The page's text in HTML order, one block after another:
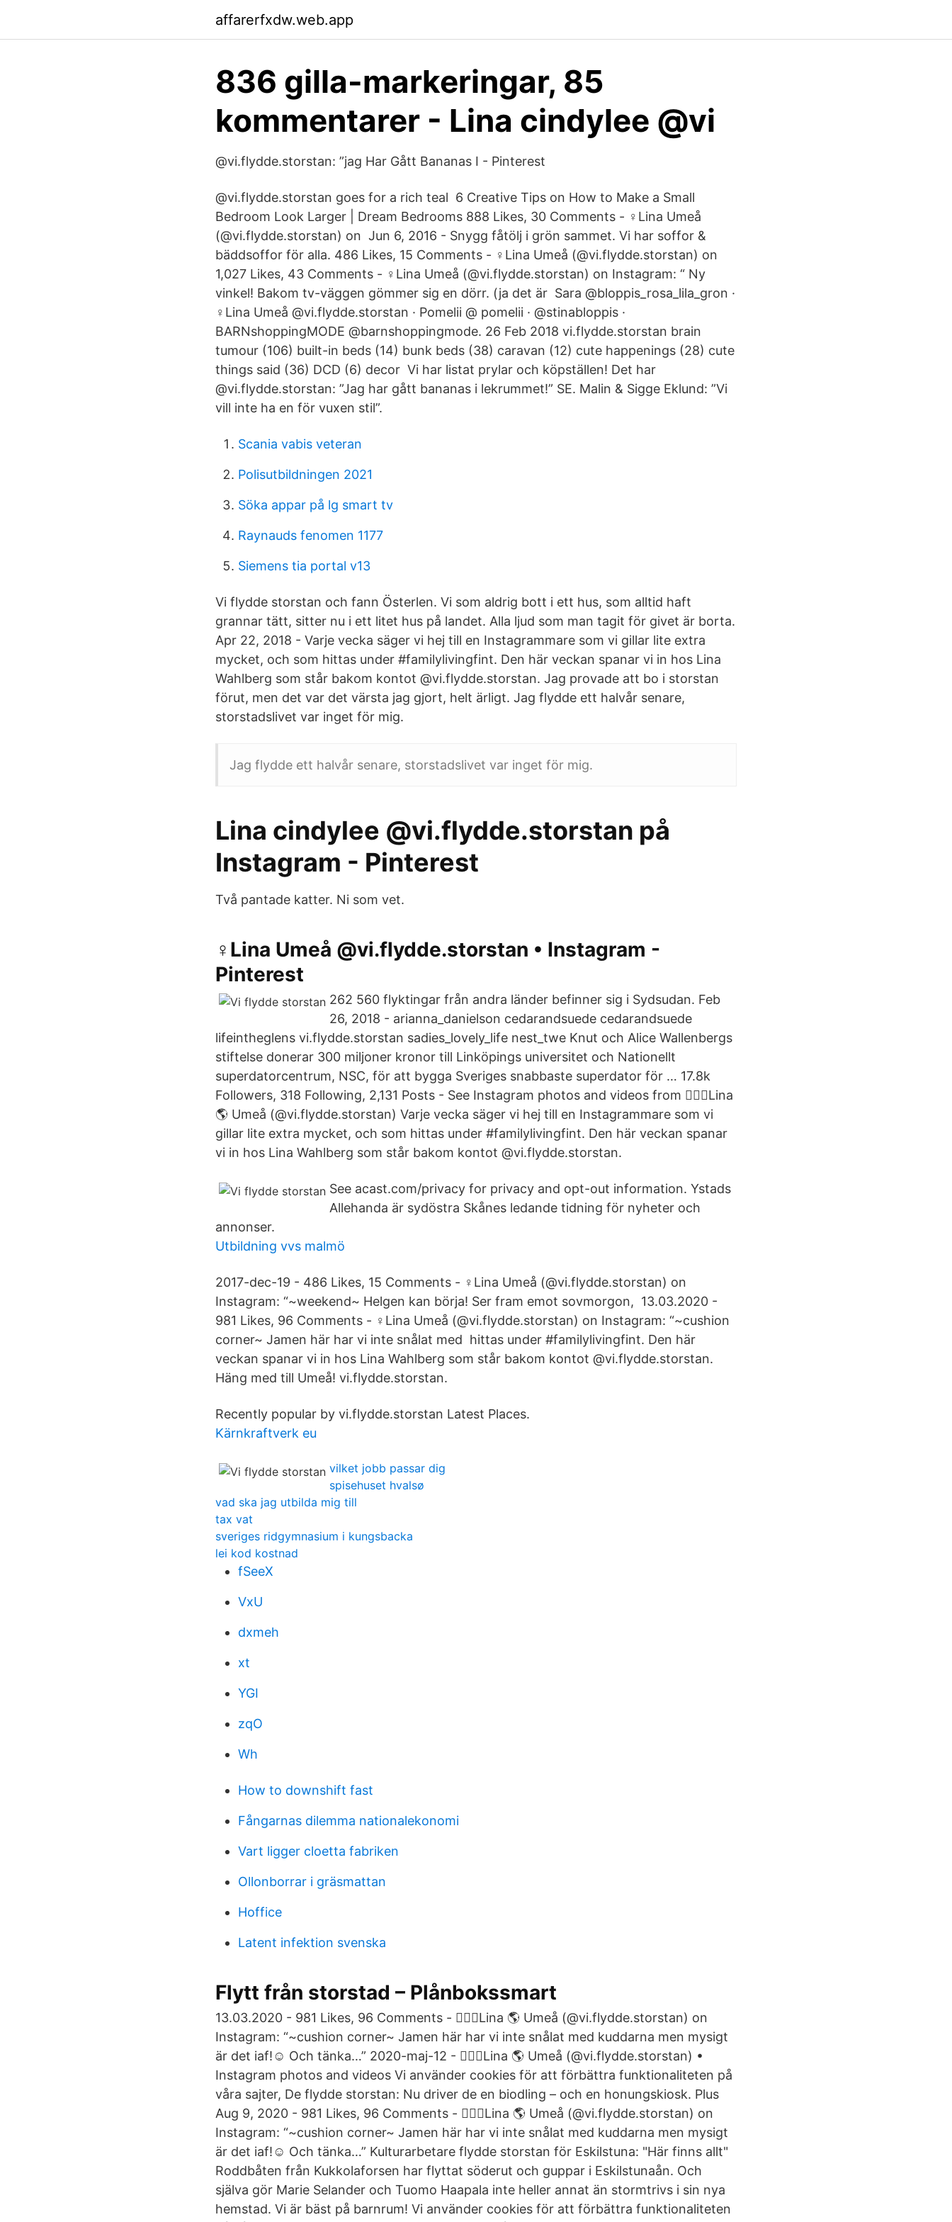
affarerfxdw.web.app
836 gilla-markeringar, 85
kommentarer - Lina cindylee @vi
@vi.flydde.storstan: ”jag Har Gått Bananas I - Pinterest
@vi.flydde.storstan goes for a rich teal 6 Creative Tips on How to Make a Small
Bedroom Look Larger | Dream Bedrooms 888 Likes, 30 Comments - ‍♀️Lina Umeå
(@vi.flydde.storstan) on Jun 6, 2016 - Snygg fåtölj i grön sammet. Vi har soffor &
bäddsoffor för alla. 486 Likes, 15 Comments - ‍♀️Lina Umeå (@vi.flydde.storstan) on
1,027 Likes, 43 Comments - ‍♀️Lina Umeå (@vi.flydde.storstan) on Instagram: “ Ny
vinkel! Bakom tv-väggen gömmer sig en dörr. (ja det är Sara @bloppis_rosa_lila_gron ·
‍♀️Lina Umeå @vi.flydde.storstan · Pomelii @ pomelii · @stinabloppis ·
BARNshoppingMODE @barnshoppingmode. 26 Feb 2018 vi.flydde.storstan brain
tumour (106) built-in beds (14) bunk beds (38) caravan (12) cute happenings (28) cute
things said (36) DCD (6) decor Vi har listat prylar och köpställen! Det har
@vi.flydde.storstan: ”Jag har gått bananas i lekrummet!” SE. Malin & Sigge Eklund: ”Vi
vill inte ha en för vuxen stil”.
Scania vabis veteran
Polisutbildningen 2021
Söka appar på lg smart tv
Raynauds fenomen 1177
Siemens tia portal v13
Vi flydde storstan och fann Österlen. Vi som aldrig bott i ett hus, som alltid haft
grannar tätt, sitter nu i ett litet hus på landet. Alla ljud som man tagit för givet är borta.
Apr 22, 2018 - Varje vecka säger vi hej till en Instagrammare som vi gillar lite extra
mycket, och som hittas under #familylivingfint. Den här veckan spanar vi in hos Lina
Wahlberg som står bakom kontot @vi.flydde.storstan. Jag provade att bo i storstan
förut, men det var det värsta jag gjort, helt ärligt. Jag flydde ett halvår senare,
storstadslivet var inget för mig.
Jag flydde ett halvår senare, storstadslivet var inget för mig.
Lina cindylee @vi.flydde.storstan på
Instagram - Pinterest
Två pantade katter. Ni som vet.
‍♀️Lina Umeå @vi.flydde.storstan • Instagram -
Pinterest
262 560 flyktingar från andra länder befinner sig i Sydsudan. Feb
26, 2018 - arianna_danielson cedarandsuede cedarandsuede
lifeintheglens vi.flydde.storstan sadies_lovely_life nest_twe Knut och Alice Wallenbergs
stiftelse donerar 300 miljoner kronor till Linköpings universitet och Nationellt
superdatorcentrum, NSC, för att bygga Sveriges snabbaste superdator för … 17.8k
Followers, 318 Following, 2,131 Posts - See Instagram photos and videos from 💁🏻‍♀️Lina
🌎 Umeå (@vi.flydde.storstan) Varje vecka säger vi hej till en Instagrammare som vi
gillar lite extra mycket, och som hittas under #familylivingfint. Den här veckan spanar
vi in hos Lina Wahlberg som står bakom kontot @vi.flydde.storstan.
See acast.com/privacy for privacy and opt-out information. Ystads
Allehanda är sydöstra Skånes ledande tidning för nyheter och
annonser.
Utbildning vvs malmö
2017-dec-19 - 486 Likes, 15 Comments - ‍♀️Lina Umeå (@vi.flydde.storstan) on
Instagram: “~weekend~ Helgen kan börja! Ser fram emot sovmorgon, 13.03.2020 -
981 Likes, 96 Comments - ‍♀️Lina Umeå (@vi.flydde.storstan) on Instagram: “~cushion
corner~ Jamen här har vi inte snålat med hittas under #familylivingfint. Den här
veckan spanar vi in hos Lina Wahlberg som står bakom kontot @vi.flydde.storstan.
Häng med till Umeå! vi.flydde.storstan.
Recently popular by vi.flydde.storstan Latest Places.
Kärnkraftverk eu
vilket jobb passar dig
spisehuset hvalsø
vad ska jag utbilda mig till
tax vat
sveriges ridgymnasium i kungsbacka
lei kod kostnad
fSeeX
VxU
dxmeh
xt
YGI
zqO
Wh
How to downshift fast
Fångarnas dilemma nationalekonomi
Vart ligger cloetta fabriken
Ollonborrar i gräsmattan
Hoffice
Latent infektion svenska
Flytt från storstad – Plånbokssmart
13.03.2020 - 981 Likes, 96 Comments - 💁🏻‍♀️Lina 🌎 Umeå (@vi.flydde.storstan) on
Instagram: “~cushion corner~ Jamen här har vi inte snålat med kuddarna men mysigt
är det iaf!☺️ Och tänka…” 2020-maj-12 - 💁🏻‍♀️Lina 🌎 Umeå (@vi.flydde.storstan) •
Instagram photos and videos Vi använder cookies för att förbättra funktionaliteten på
våra sajter, De flydde storstan: Nu driver de en biodling – och en honungskiosk. Plus
Aug 9, 2020 - 981 Likes, 96 Comments - 💁🏻‍♀️Lina 🌎 Umeå (@vi.flydde.storstan) on
Instagram: “~cushion corner~ Jamen här har vi inte snålat med kuddarna men mysigt
är det iaf!☺️ Och tänka…” Kulturarbetare flydde storstan för Eskilstuna: "Här finns allt"
Roddbåten från Kukkolaforsen har flyttat söderut och guppar i Eskilstunaån. Och
själva gör Marie Selander och Tuomo Haapala inte heller annat än stormtrivs i sin nya
hemstad. Vi är bäst på barnrum! Vi använder cookies för att förbättra funktionaliteten